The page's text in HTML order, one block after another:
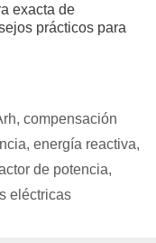
exacta de
prácticos para
, compensación
, energía reactiva,
de potencia,
eléctricas